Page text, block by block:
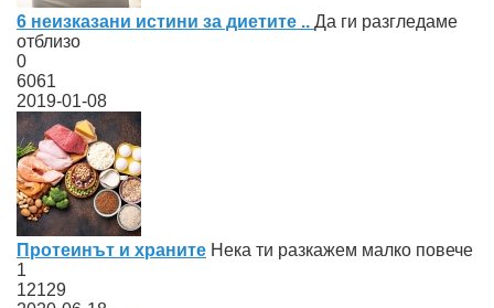
6 неизказани истини за диетите .. Да ги разгледаме
отблизо
0
6061
2019-01-08
Протеинът и храните Нека ти разкажем малко повече
1
12129